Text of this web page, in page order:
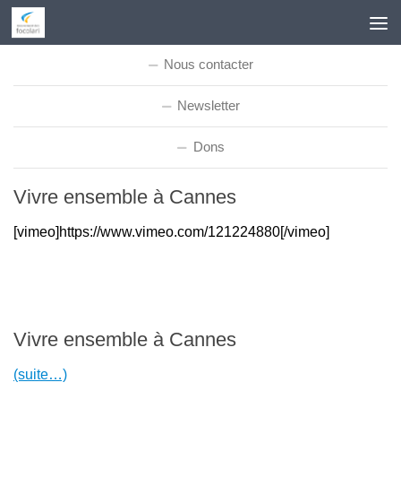
Skip to content
Nous contacter
Newsletter
Dons
Vivre ensemble à Cannes
[vimeo]https://www.vimeo.com/121224880[/vimeo]
Vivre ensemble à Cannes
(suite…)